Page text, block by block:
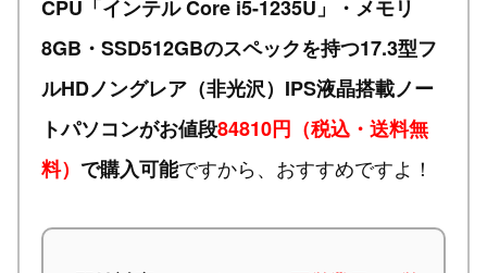
CPU「インテル Core i5-1235U」・メモリ
8GB・SSD512GBのスペックを持つ17.3型フ
ルHDノングレア（非光沢）IPS液晶搭載ノー
トパソコンがお値段84810円（税込・送料無
料） で購入可能ですから、おすすめですよ！